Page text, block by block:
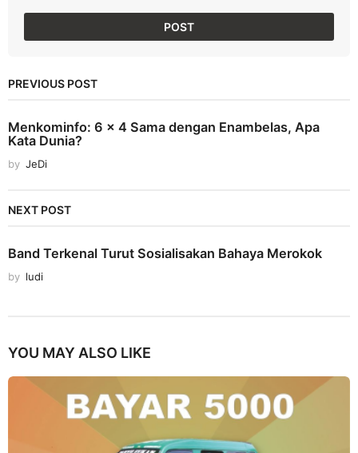
PREVIOUS POST
Menkominfo: 6 x 4 Sama dengan Enambelas, Apa
Kata Dunia?
by JeDi
NEXT POST
Band Terkenal Turut Sosialisakan Bahaya Merokok
by ludi
YOU MAY ALSO LIKE